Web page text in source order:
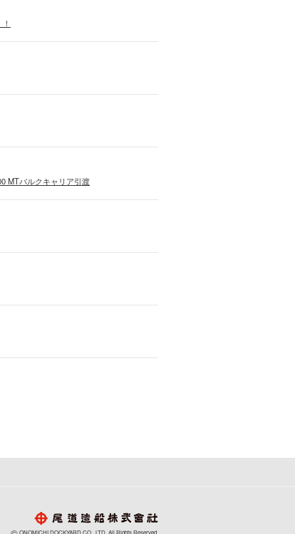
MTバルクキャリア引渡
ONOMICHI DOCKYARD CO., LTD. All Rights Reserved.